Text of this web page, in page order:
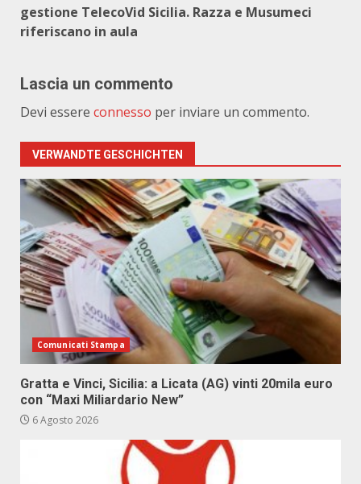
gestione TelecoVid Sicilia. Razza e Musumeci
riferiscano in aula
Lascia un commento
Devi essere connesso per inviare un commento.
VERWANDTE GESCHICHTEN
Comunicati Stampa
Gratta e Vinci, Sicilia: a Licata (AG) vinti 20mila euro
con “Maxi Miliardario New”
6 Agosto 2026